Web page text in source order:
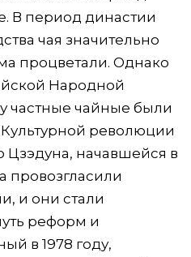
В период династии
чая значительно
процветали. Однако
Народной
частные чайные были
революции
Цзэдуна, начавшейся в
провозгласили
и они стали
реформ и
в 1978 году,